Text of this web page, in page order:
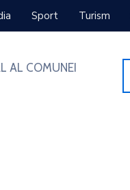
Sport Turism
AL COMUNEI